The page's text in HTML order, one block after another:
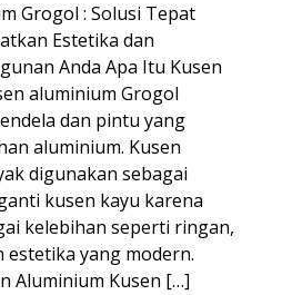
Grogol : Solusi Tepat
Estetika dan
Anda Apa Itu Kusen
aluminium Grogol
dan pintu yang
aluminium. Kusen
digunakan sebagai
kusen kayu karena
kelebihan seperti ringan,
estetika yang modern.
Aluminium Kusen […]